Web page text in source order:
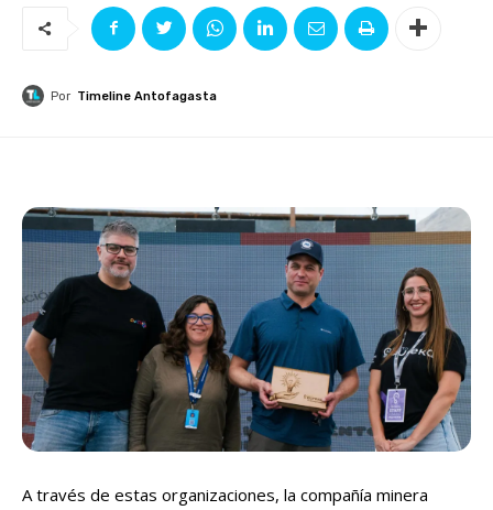
Por Timeline Antofagasta
A través de estas organizaciones, la compañía minera